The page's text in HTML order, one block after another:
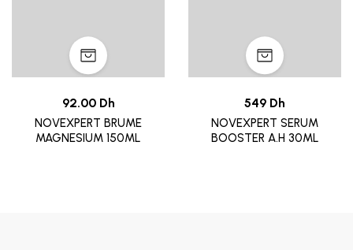
92.00 Dh
NOVEXPERT BRUME
MAGNESIUM 150ML
549 Dh
NOVEXPERT SERUM
BOOSTER A.H 30ML